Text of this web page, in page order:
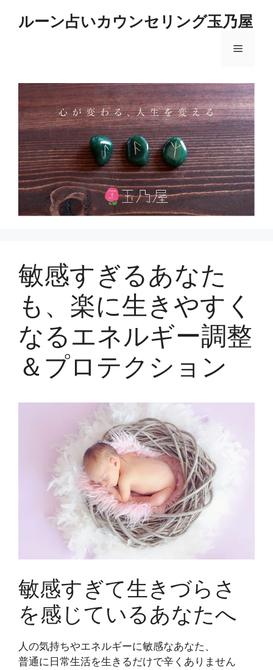
ルーン占いカウンセリング玉乃屋
メ
ニ
ュ
ー
敏感すぎるあなた
も、楽に生きやすく
なるエネルギー調整
＆プロテクション
敏感すぎて生きづらさ
を感じているあなたへ
人の気持ちやエネルギーに敏感なあなた、
普通に日常生活を生きるだけで辛くありません